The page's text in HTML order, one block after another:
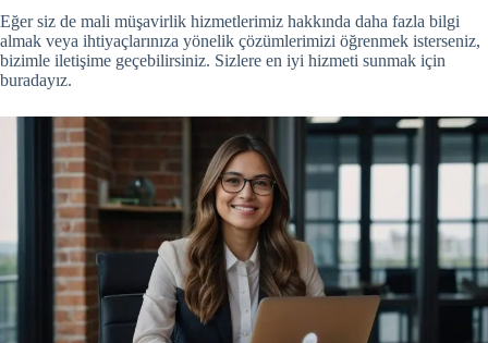
Eğer siz de mali müşavirlik hizmetlerimiz hakkında daha fazla bilgi
almak veya ihtiyaçlarınıza yönelik çözümlerimizi öğrenmek isterseniz,
bizimle iletişime geçebilirsiniz. Sizlere en iyi hizmeti sunmak için
buradayız.